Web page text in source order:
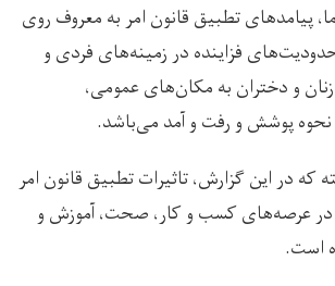
پیامدهای تطبیق قانون امر به معروف روی
فزاینده در زمینه‌های فردی و
و دختران به مکان‌های عمومی،
پوشش و رفت و آمد می‌باشد.
که در این گزارش، تاثیرات تطبیق قانون امر
در عرصه‌‌های کسب و کار، صحت، آموزش و
است.